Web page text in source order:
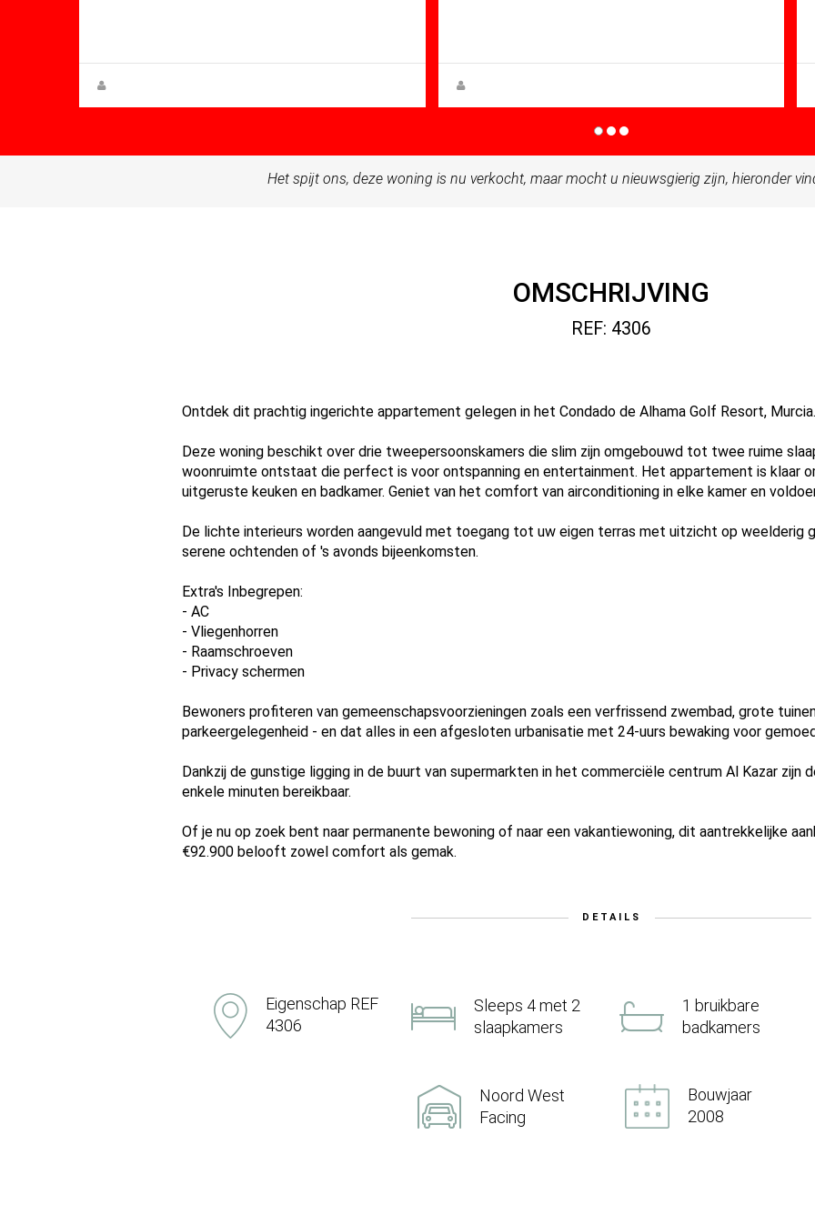
Het spijt ons, deze woning is nu verkocht, maar mocht u nieuwsgierig zijn, hieronder
OMSCHRIJVING
REF: 4306
Ontdek dit prachtig ingerichte appartement gelegen in het Condado de Alhama Golf Resort, Murcia.
Deze woning beschikt over drie tweepersoonskamers die slim zijn omgebouwd tot twee ruime
woonruimte ontstaat die perfect is voor ontspanning en entertainment. Het appartement is klaar
uitgeruste keuken en badkamer. Geniet van het comfort van airconditioning in elke kamer en
De lichte interieurs worden aangevuld met toegang tot uw eigen terras met uitzicht op weelderig
serene ochtenden of 's avonds bijeenkomsten.
Extra's Inbegrepen:
- AC
- Vliegenhorren
- Raamschroeven
- Privacy schermen
Bewoners profiteren van gemeenschapsvoorzieningen zoals een verfrissend zwembad, grote
parkeergelegenheid - en dat alles in een afgesloten urbanisatie met 24-uurs bewaking voor
Dankzij de gunstige ligging in de buurt van supermarkten in het commerciële centrum Al Kazar zijn
enkele minuten bereikbaar.
Of je nu op zoek bent naar permanente bewoning of naar een vakantiewoning, dit aantrekkelijke
€92.900 belooft zowel comfort als gemak.
DETAILS
Eigenschap REF
4306
Sleeps 4 met 2
slaapkamers
1 bruikbare
badkamers
Noord West
Facing
Bouwjaar
2008